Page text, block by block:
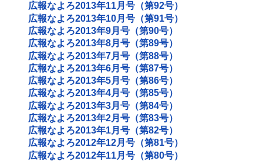
広報なよろ2013年11月号（第92号）
広報なよろ2013年10月号（第91号）
広報なよろ2013年9月号（第90号）
広報なよろ2013年8月号（第89号）
広報なよろ2013年7月号（第88号）
広報なよろ2013年6月号（第87号）
広報なよろ2013年5月号（第86号）
広報なよろ2013年4月号（第85号）
広報なよろ2013年3月号（第84号）
広報なよろ2013年2月号（第83号）
広報なよろ2013年1月号（第82号）
広報なよろ2012年12月号（第81号）
広報なよろ2012年11月号（第80号）